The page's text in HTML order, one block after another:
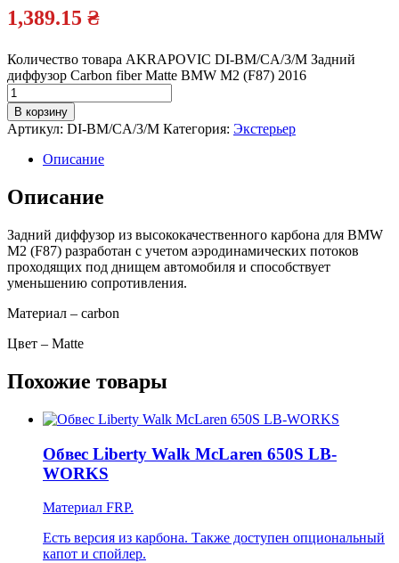
1,389.15 ₴
Количество товара AKRAPOVIC DI-BM/CA/3/M Задний
диффузор Carbon fiber Matte BMW M2 (F87) 2016
В корзину
Артикул: DI-BM/CA/3/M Категория: Экстерьер
Описание
Описание
Задний диффузор из высококачественного карбона для BMW
M2 (F87) разработан с учетом аэродинамических потоков
проходящих под днищем автомобиля и способствует
уменьшению сопротивления.
Материал – carbon
Цвет – Matte
Похожие товары
Обвес Liberty Walk McLaren 650S LB-
WORKS
Материал FRP.
Есть версия из карбона. Также доступен опциональный
капот и спойлер.